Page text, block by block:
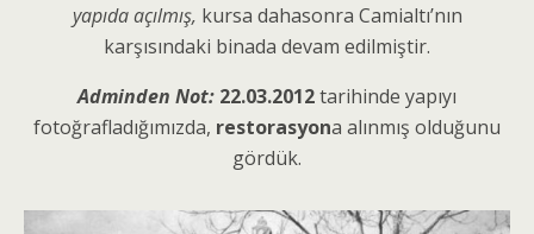
yapıda açılmış, kursa dahasonra Camialtı’nın
karşısındaki binada devam edilmiştir.
Adminden Not: 22.03.2012tarihinde yapıyı
fotoğrafladığımızda, restorasyona alınmış olduğunu
gördük.